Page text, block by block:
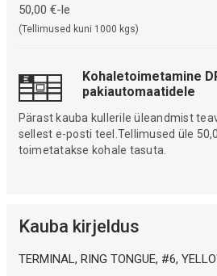
50,00 €-le
(Tellimused kuni 1000 kgs)
Kohaletoimetamine
pakiautomaatidele
Pärast kauba kullerile üleandmist
sellest e-posti teel.Tellimused üle
toimetatakse kohale tasuta.
Kauba kirjeldus
TERMINAL, RING TONGUE, #6,